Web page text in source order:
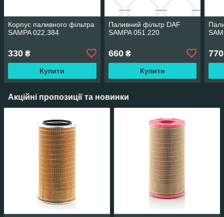
Корпус паливного фільтра
SAMPA 022.384
330 ₴
Купити
Паливний фільтр DAF
SAMPA 051.220
660₴
Купити
770
Акційні пропозиції та новинки